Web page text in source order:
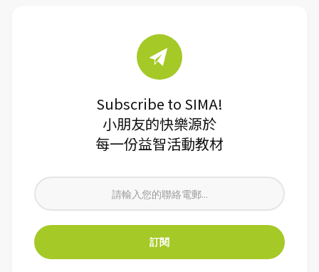
Subscribe to SIMA!
小朋友的快樂源於
每一份益智活動教材